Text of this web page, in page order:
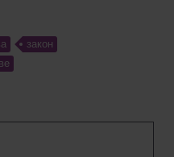
закон